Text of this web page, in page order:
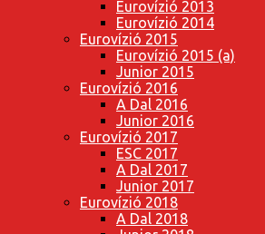
Eurovízió 2013
Eurovízió 2014
Eurovízió 2015
Eurovízió 2015 (a)
Junior 2015
Eurovízió 2016
A Dal 2016
Junior 2016
Eurovízió 2017
ESC 2017
A Dal 2017
Junior 2017
Eurovízió 2018
A Dal 2018